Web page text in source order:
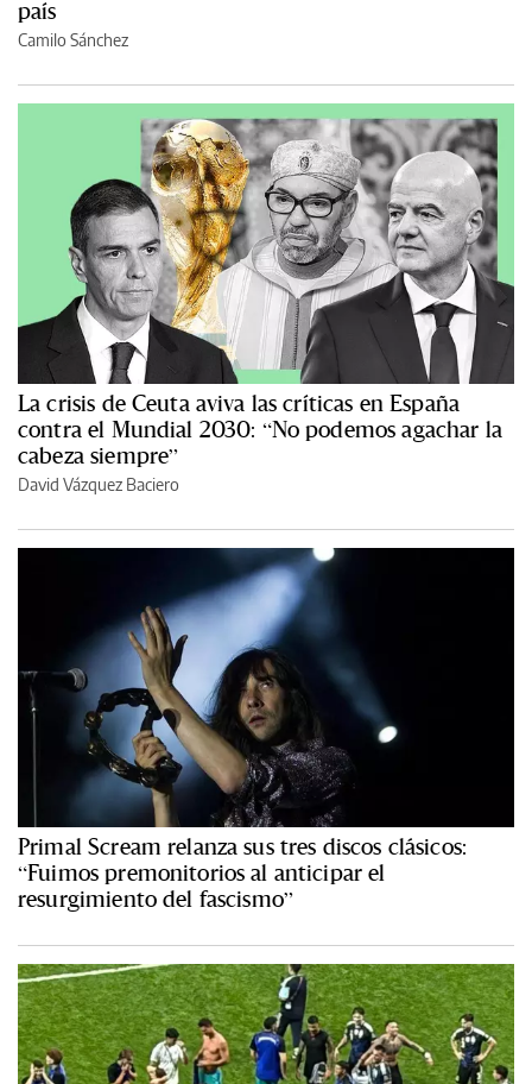
país
Camilo Sánchez
La crisis de Ceuta aviva las críticas en España
contra el Mundial 2030: “No podemos agachar la
cabeza siempre”
David Vázquez Baciero
Primal Scream relanza sus tres discos clásicos:
“Fuimos premonitorios al anticipar el
resurgimiento del fascismo”